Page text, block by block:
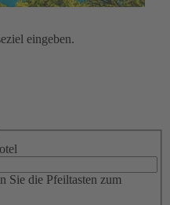
eingeben.
Sie die Pfeiltasten zum